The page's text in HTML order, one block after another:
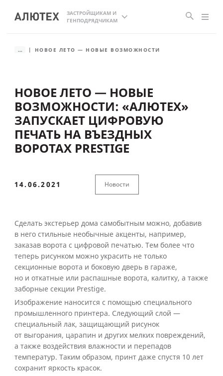
ЗАСТРОЙЩИКАМ И
ГЕНПОДРЯДЧИКАМ
... НОВОЕ ЛЕТО — НОВЫЕ ВОЗМОЖНОСТИ
НОВОЕ ЛЕТО — НОВЫЕ
ВОЗМОЖНОСТИ: «АЛЮТЕХ»
ЗАПУСКАЕТ ЦИФРОВУЮ
ПЕЧАТЬ НА ВЪЕЗДНЫХ
ВОРОТАХ PRESTIGE
14.06.2021 Новости
Сделать экстерьер дома самобытным можно, добавив
в него стильные необычные акценты, например,
заказав ворота с цифровой печатью. Тем более что
теперь рисунком можно украсить не только
секционные ворота и боковую дверь в гараже,
но и откатные или распашные ворота, калитку, а также
заборные секции Prestige.
Изображение наносится с помощью специального
промышленного принтера. Следующий слой —
специальный лак, защищающий рисунок
от выгорания, царапин и других мелких повреждений,
а также воздействия влажности и перепадов
температур. Таким образом, принт даже спустя 10 лет
сохранит яркость красок.